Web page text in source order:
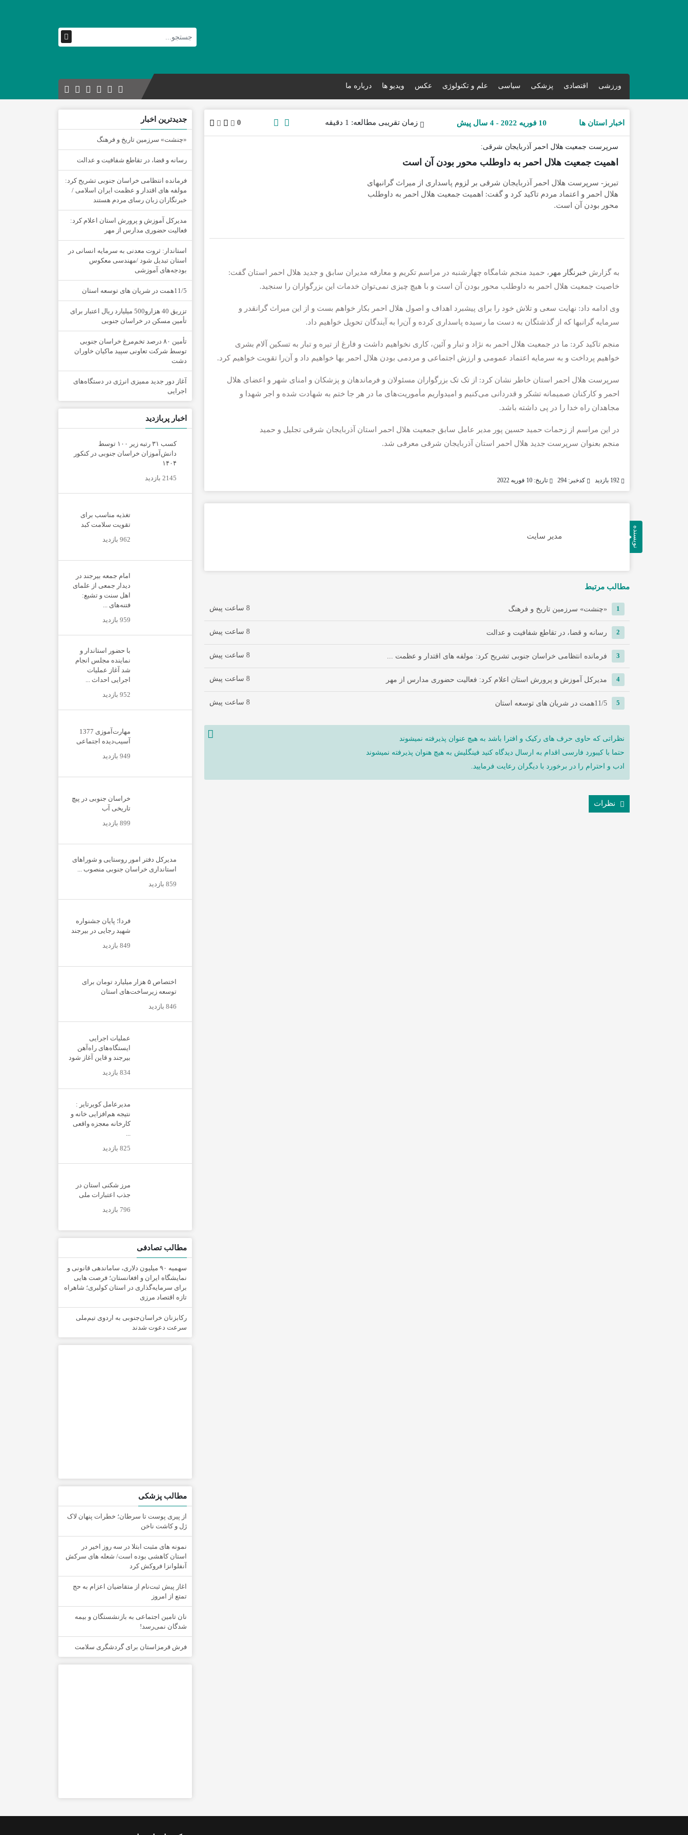
ورزشی اقتصادی پزشکی سیاسی علم و تکنولوژی عکس ویدیو ها درباره ما
اخبار استان ها 10 فوریه 2022 - 4 سال پیش زمان تقریبی مطالعه: 1 دقیقه 0
سرپرست جمعیت هلال احمر آذربایجان شرقی:
اهمیت جمعیت هلال احمر به داوطلب محور بودن آن است
تبریز- سرپرست هلال احمر آذربایجان شرقی بر لزوم پاسداری از میراث گرانبهای
هلال احمر و اعتماد مردم تاکید کرد و گفت: اهمیت جمعیت هلال احمر به داوطلب
محور بودن آن است.
به گزارش خبرنگار مهر ، حمید منجم شامگاه چهارشنبه در مراسم تکریم و معارفه مدیران سابق و جدید هلال احمر استان گفت:
خاصیت جمعیت هلال احمر به داوطلب محور بودن آن است و با هیچ چیزی نمی‌توان خدمات این بزرگواران را سنجید.
وی ادامه داد: نهایت سعی و تلاش خود را برای پیشبرد اهداف و اصول هلال احمر بکار خواهم بست و از این میراث گرانقدر و
سرمایه گرانبها که از گذشتگان به دست ما رسیده پاسداری کرده و آن‌را به آیندگان تحویل خواهیم داد.
منجم تاکید کرد: ما در جمعیت هلال احمر به نژاد و تبار و آئین، کاری نخواهیم داشت و فارغ از تیره و تبار به تسکین آلام بشری
خواهیم پرداخت و به سرمایه اعتماد عمومی و ارزش اجتماعی و مردمی بودن هلال احمر بها خواهیم داد و آن‌را تقویت خواهیم کرد.
سرپرست هلال احمر استان خاطر نشان کرد: از تک تک بزرگواران مسئولان و فرماندهان و پزشکان و امنای شهر و اعضای هلال
احمر و کارکنان صمیمانه تشکر و قدردانی می‌کنیم و امیدواریم مأموریت‌های ما در هر جا ختم به شهادت شده و اجر شهدا و
مجاهدان راه خدا را در پی داشته باشد.
در این مراسم از زحمات حمید حسین پور مدیر عامل سابق جمعیت هلال احمر استان آذربایجان شرقی تجلیل و حمید
منجم بعنوان سرپرست جدید هلال احمر استان آذربایجان شرقی معرفی شد.
کدخبر: 294 تاریخ: 10 فوریه 2022
نویسنده مدیر سایت
مطالب مرتبط
1 «چنشت» سرزمین تاریخ و فرهنگ 8 ساعت پیش
2 رسانه و قضا، در تقاطع شفافیت و عدالت 8 ساعت پیش
3 فرمانده انتظامی خراسان جنوبی تشریح کرد: مولفه های اقتدار و عظمت ... 8 ساعت پیش
4 مدیرکل آموزش و پرورش استان اعلام کرد: فعالیت حضوری مدارس از مهر 8 ساعت پیش
5 11/5همت در شریان های توسعه استان 8 ساعت پیش
نظراتی که حاوی حرف های رکیک و افترا باشد به هیچ عنوان پذیرفته نمیشوند
حتما با کیبورد فارسی اقدام به ارسال دیدگاه کنید فینگلیش به هیچ هنوان پذیرفته نمیشوند
ادب و احترام را در برخورد با دیگران رعایت فرمایید.
نظرات
جدیدترین اخبار
«چنشت» سرزمین تاریخ و فرهنگ
رسانه و قضا، در تقاطع شفافیت و عدالت
فرمانده انتظامی خراسان جنوبی تشریح کرد:
مولفه های اقتدار و عظمت ایران اسلامی /
خبرنگاران زبان رسای مردم هستند
مدیرکل آموزش و پرورش استان اعلام کرد:
فعالیت حضوری مدارس از مهر
استاندار: ثروت معدنی به سرمایه انسانی در
استان تبدیل شود /مهندسی معکوس
بودجه‌های آموزشی
11/5همت در شریان های توسعه استان
تزریق 40 هزارو500 میلیارد ریال اعتبار برای
تأمین مسکن در خراسان جنوبی
تأمین ۸۰ درصد تخم‌مرغ خراسان جنوبی
توسط شرکت تعاونی سپید ماکیان خاوران
دشت
آغاز دور جدید ممیزی انرژی در دستگاه‌های
اجرایی
اخبار پربازدید
کسب ۳۱ رتبه زیر ۱۰۰ توسط
دانش‌آموزان خراسان جنوبی در کنکور
۱۴۰۴
2145 بازدید
تغذیه مناسب برای
تقویت سلامت کبد
962 بازدید
امام جمعه بیرجند در
دیدار جمعی از علمای
اهل سنت و تشیع:
فتنه‌های ...
959 بازدید
با حضور استاندار و
نماینده مجلس انجام
شد آغاز عملیات
اجرایی احداث ...
952 بازدید
مهارت‌آموزی 1377
آسیب‌دیده اجتماعی
949 بازدید
خراسان جنوبی در پیچ
تاریخی آب
899 بازدید
مدیرکل دفتر امور روستایی و شوراهای
استانداری خراسان جنوبی منصوب ...
859 بازدید
فردا؛ پایان جشنواره
شهید رجایی در بیرجند
849 بازدید
اختصاص ۵ هزار میلیارد تومان برای
توسعه زیرساخت‌های استان
846 بازدید
عملیات اجرایی
ایستگاه‌های راه‌آهن
بیرجند و قاین آغاز شود
834 بازدید
مدیرعامل کویرتایر :
نتیجه هم‌افزایی خانه و
کارخانه معجزه واقعی
...
825 بازدید
مرز شکنی استان در
جذب اعتبارات ملی
796 بازدید
مطالب تصادفی
سهمیه ۹۰ میلیون دلاری، ساماندهی قانونی و
نمایشگاه ایران و افغانستان؛ فرصت هایی
برای سرمایه‌گذاری در استان کولبری؛ شاهراه
تازه اقتصاد مرزی
رکابزنان خراسان‌جنوبی به اردوی تیم‌ملی
سرعت دعوت شدند
مطالب پزشکی
از پیری پوست تا سرطان؛ خطرات پنهان لاک
ژل و کاشت ناخن
نمونه های مثبت ابتلا در سه روز اخیر در
استان کاهشی بوده است/ شعله های سرکش
آنفلوانزا فروکش کرد
اغاز پیش ثبت‌نام از متقاضیان اعزام به حج
تمتع از امروز
نان تامین اجتماعی به بازنشستگان و بیمه
شدگان نمی‌رسد!
فرش قرمزاستان برای گردشگری سلامت